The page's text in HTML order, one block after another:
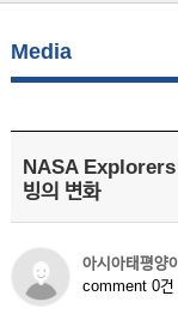
Media
NASA Explorers
빙의 변화
아시아태평양
comment 0건